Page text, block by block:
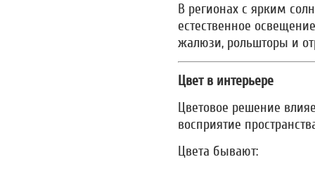
В регионах с ярким
естественное
жалюзи, рольшторы и
Цвет в интерьере
Цветовое решение
восприятие
Цвета бывают: